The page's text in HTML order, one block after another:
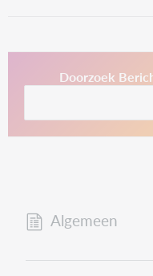
Doorzoek
This link opens in a new
Algemeen